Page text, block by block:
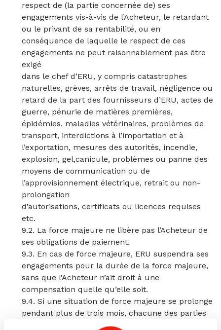
respect de (la partie concernée de) ses
engagements vis-à-vis de l’Acheteur, le retardant
ou le privant de sa rentabilité, ou en
conséquence de laquelle le respect de ces
engagements ne peut raisonnablement pas être
exigé
dans le chef d’ERU, y compris catastrophes
naturelles, grèves, arrêts de travail, négligence ou
retard de la part des fournisseurs d’ERU, actes de
guerre, pénurie de matières premières,
épidémies, maladies vétérinaires, problèmes de
transport, interdictions à l’importation et à
l’exportation, mesures des autorités, incendie,
explosion, gel,canicule, problèmes ou panne des
moyens de communication ou de
l’approvisionnement électrique, retrait ou non-
prolongation
d’autorisations, certificats ou licences requises
etc.
9.2. La force majeure ne libère pas l’Acheteur de
ses obligations de paiement.
9.3. En cas de force majeure, ERU suspendra ses
engagements pour la durée de la force majeure,
sans que l’Acheteur n’ait droit à une
compensation quelle qu’elle soit.
9.4. Si une situation de force majeure se prolonge
pendant plus de trois mois, chacune des parties
aura le droit de mettre fin unilatéralement au